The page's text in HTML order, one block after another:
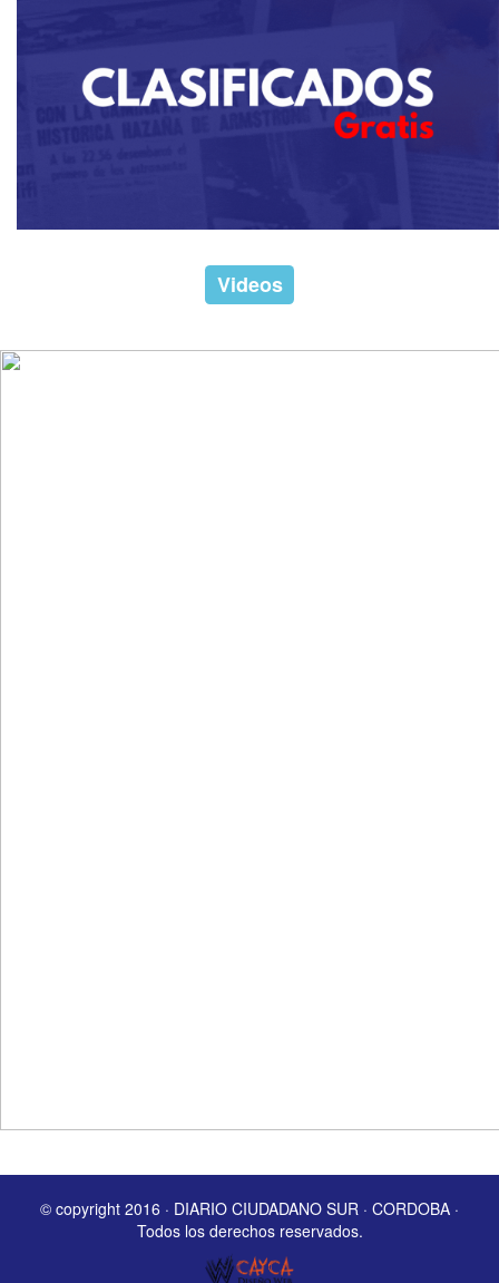
Videos
© copyright 2016 · DIARIO CIUDADANO SUR · CORDOBA ·
Todos los derechos reservados.